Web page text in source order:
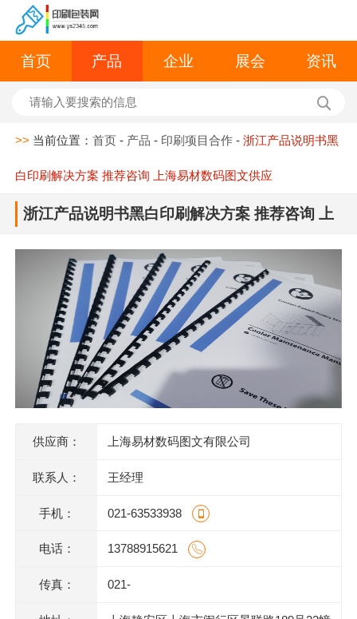
首页 产品 企业 展会 资讯
>> 当前位置：首页 - 产品 - 印刷项目合作 -浙江产品说明书黑
白印刷解决方案 推荐咨询 上海易材数码图文供应
浙江产品说明书黑白印刷解决方案 推荐咨询 上
供应商： 上海易材数码图文有限公司
联系人： 王经理
手机： 021-63533938
电话： 13788915621
传真： 021-